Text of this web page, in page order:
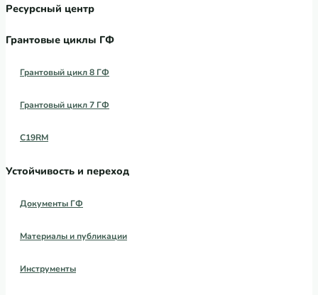
Ресурсный центр
Грантовые циклы ГФ
Грантовый цикл 8 ГФ
Грантовый цикл 7 ГФ
C19RM
Устойчивость и переход
Документы ГФ
Материалы и публикации
Инструменты